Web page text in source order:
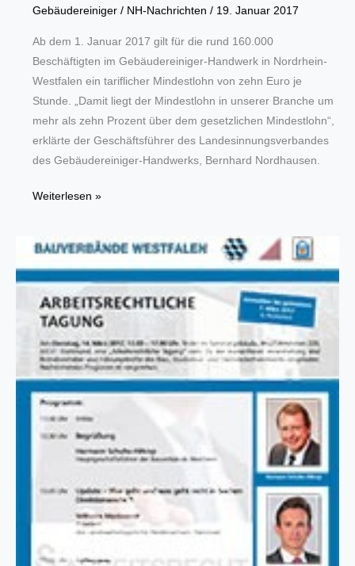
Gebäudereiniger/ NH-Nachrichten / 19. Januar 2017
Ab dem 1. Januar 2017 gilt für die rund 160.000
Beschäftigten im Gebäudereiniger-Handwerk in Nordrhein-
Westfalen ein tariflicher Mindestlohn von zehn Euro je
Stunde. „Damit liegt der Mindestlohn in unserer Branche um
mehr als zehn Prozent über dem gesetzlichen Mindestlohn“,
erklärte der Geschäftsführer des Landesinnungsverbandes
des Gebäudereiniger-Handwerks, Bernhard Nordhausen.
Ab
2017:
10
Euro
Mindestlohn
Gebäudereiniger
in
NRW
Weiterlesen »